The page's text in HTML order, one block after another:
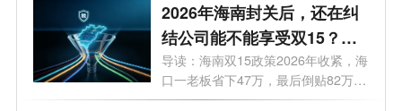
2026年海南封关后，还在纠
结公司能不能享受双15？先
看完这4个真实案例
导读：海南双15政策2026年收紧，海
口一老板省下47万，最后倒贴82万，
这3个坑...